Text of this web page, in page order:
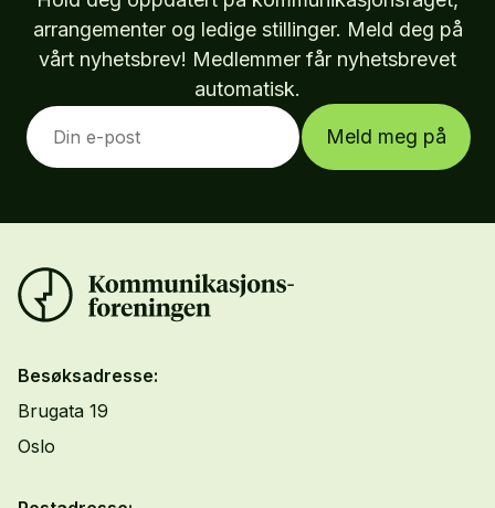
arrangementer og ledige stillinger. Meld deg på
vårt nyhetsbrev! Medlemmer får nyhetsbrevet
automatisk.
Meld meg på
Besøksadresse:
Brugata 19
Oslo